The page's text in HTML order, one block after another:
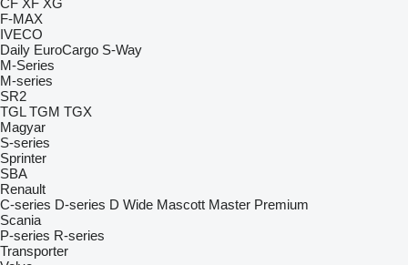
CF XF XG
F-MAX
IVECO
Daily EuroCargo S-Way
M-Series
M-series
SR2
TGL TGM TGX
Magyar
S-series
Sprinter
SBA
Renault
C-series D-series D Wide Mascott Master Premium
Scania
P-series R-series
Transporter